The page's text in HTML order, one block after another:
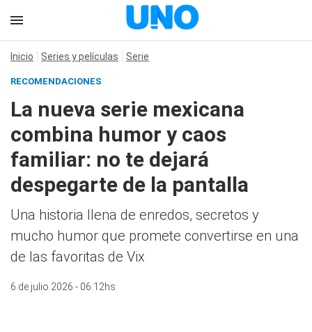
Inicio Series y películas Serie
RECOMENDACIONES
La nueva serie mexicana
combina humor y caos
familiar: no te dejará
despegarte de la pantalla
Una historia llena de enredos, secretos y
mucho humor que promete convertirse en una
de las favoritas de Vix
6 de julio 2026 - 06:12hs